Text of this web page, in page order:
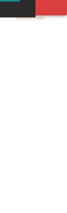
Bejelentkezés